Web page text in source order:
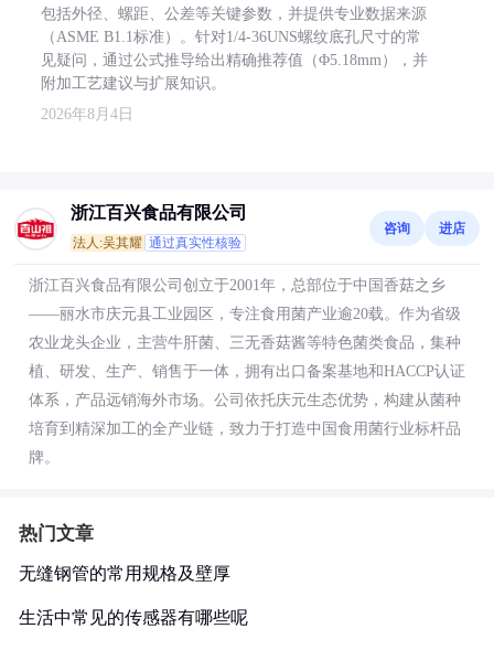
包括外径、螺距、公差等关键参数，并提供专业数据来源
（ASME B1.1标准）。针对1/4-36UNS螺纹底孔尺寸的常
见疑问，通过公式推导给出精确推荐值（Φ5.18mm），并
附加工艺建议与扩展知识。
2026年8月4日
浙江百兴食品有限公司
法人:吴其耀 通过真实性核验
咨询 进店
浙江百兴食品有限公司创立于2001年，总部位于中国香菇之乡
——丽水市庆元县工业园区，专注食用菌产业逾20载。作为省级
农业龙头企业，主营牛肝菌、三无香菇酱等特色菌类食品，集种
植、研发、生产、销售于一体，拥有出口备案基地和HACCP认证
体系，产品远销海外市场。公司依托庆元生态优势，构建从菌种
培育到精深加工的全产业链，致力于打造中国食用菌行业标杆品
牌。
热门文章
无缝钢管的常用规格及壁厚
生活中常见的传感器有哪些呢